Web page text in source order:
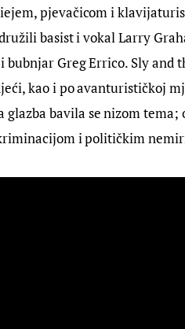
pjevačicom i
basist i vokal Larry
bubnjar Greg Errico. Sly and
kao i po avanturističkoj
bavila se nizom
i političkim